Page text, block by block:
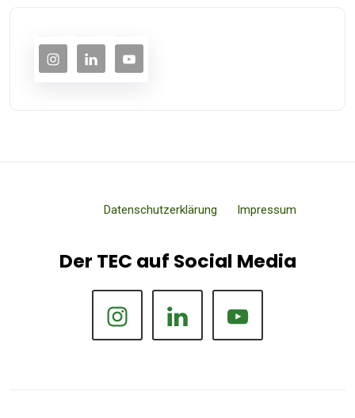
Datenschutzerklärung Impressum
Der TEC auf Social Media